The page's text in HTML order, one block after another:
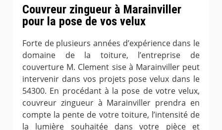
Couvreur zingueur à Marainviller
pour la pose de vos velux
Forte de plusieurs années d’expérience dans le
domaine de la toiture, l’entreprise de
couverture M. Clement sise à Marainviller peut
intervenir dans vos projets pose velux dans le
54300. En procédant à la pose de votre velux,
couvreur zingueur à Marainviller prendra en
compte la pente de votre toiture, l’intensité de
la lumière souhaitée dans votre pièce et